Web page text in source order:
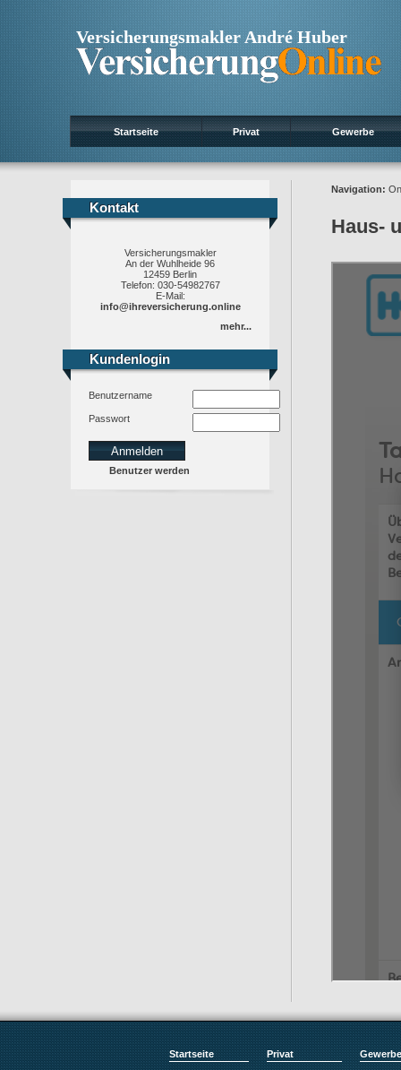
Versicherungsmakler André Huber
Startseite Privat Gewerbe
Kontakt
Kontakt
Versicherungsmakler
An der Wuhlheide 96
12459 Berlin
Telefon: 030-54982767
E-Mail:
info@ihreversicherung.online
mehr...
Kundenlogin
Kundenlogin
Benutzername
Passwort
Benutzer werden
Navigation:
Haus-
Startseite Privat Gewerbe